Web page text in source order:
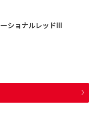
ショナルレッドIII